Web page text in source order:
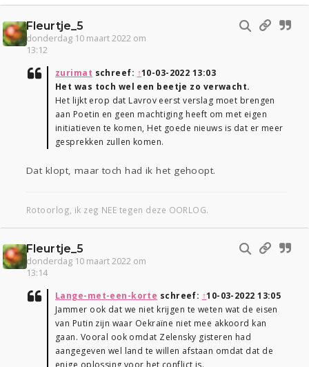
Fleurtje_5
donderdag 10 maart 2022 om
13:12
zurimat schreef: ↑10-03-2022 13:03
Het was toch wel een beetje zo verwacht.
Het lijkt erop dat Lavrov eerst verslag moet brengen
aan Poetin en geen machtiging heeft om met eigen
initiatieven te komen, Het goede nieuws is dat er meer
gesprekken zullen komen.
Dat klopt, maar toch had ik het gehoopt.
Rotoorlog, ik zeg NEE tegen deze OORLOG.
Fleurtje_5
donderdag 10 maart 2022 om
13:14
Lange-met-een-korte schreef: ↑10-03-2022 13:05
Jammer ook dat we niet krijgen te weten wat de eisen
van Putin zijn waar Oekraïne niet mee akkoord kan
gaan. Vooral ook omdat Zelensky gisteren had
aangegeven wel land te willen afstaan omdat dat de